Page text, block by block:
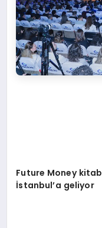
Future Money
İstanbul’a geliyor